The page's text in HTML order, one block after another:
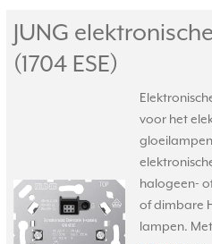
JUNG
(1704 ESE)
voor het
halogeen-
of dimbare
lampen.